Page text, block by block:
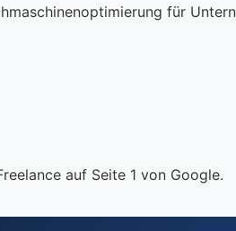
für
auf Seite 1 von Google.